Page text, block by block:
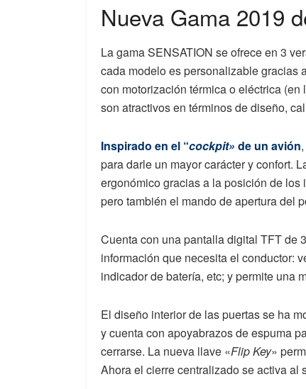
Nueva Gama 2019
La gama SENSATION se ofrece en 3
cada modelo es personalizable gracias
con motorización térmica o eléctrica
son atractivos en términos de diseño,
Inspirado en el “cockpit» de un avión
para darle un mayor carácter y confort.
ergonómico gracias a la posición de
pero también el mando de apertura del
Cuenta con una pantalla digital TFT de
información que necesita el conductor:
indicador de batería, etc; y permite una
El diseño interior de las puertas se ha
y cuenta con apoyabrazos de espuma
cerrarse. La nueva llave «Flip Key»
Ahora el cierre centralizado se activa al